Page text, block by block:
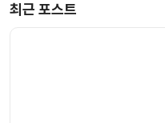
최근 포스트